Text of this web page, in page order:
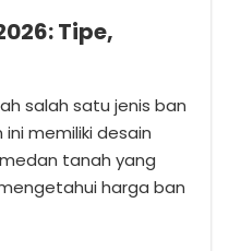
Tipe,
salah satu jenis ban
memiliki desain
tanah yang
harga ban